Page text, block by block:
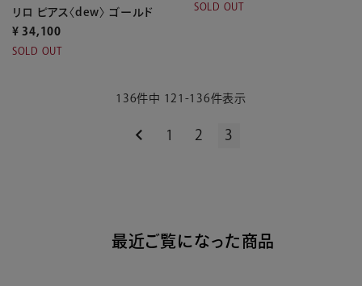
リロ ピアス〈dew〉 ゴールド
¥ 34,100
SOLD OUT
SOLD OUT
136件中 121 -136件表示
1 2 3
最近ご覧になった商品